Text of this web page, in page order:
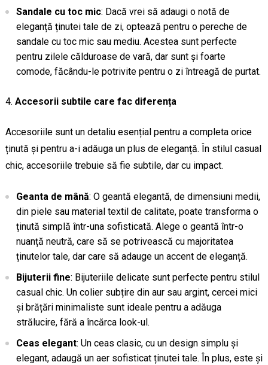
Sandale cu toc mic: Dacă vrei să adaugi o notă de
eleganță ținutei tale de zi, optează pentru o pereche de
sandale cu toc mic sau mediu. Acestea sunt perfecte
pentru zilele călduroase de vară, dar sunt și foarte
comode, făcându-le potrivite pentru o zi întreagă de purtat.
Accesorii subtile care fac diferența
Accesoriile sunt un detaliu esențial pentru a completa orice
ținută și pentru a-i adăuga un plus de eleganță. În stilul casual
chic, accesoriile trebuie să fie subtile, dar cu impact.
Geanta de mână: O geantă elegantă, de dimensiuni medii,
din piele sau material textil de calitate, poate transforma o
ținută simplă într-una sofisticată. Alege o geantă într-o
nuanță neutră, care să se potrivească cu majoritatea
ținutelor tale, dar care să adauge un accent de eleganță.
Bijuterii fine: Bijuteriile delicate sunt perfecte pentru stilul
casual chic. Un colier subțire din aur sau argint, cercei mici
și brățări minimaliste sunt ideale pentru a adăuga
strălucire, fără a încărca look-ul.
Ceas elegant: Un ceas clasic, cu un design simplu și
elegant, adaugă un aer sofisticat ținutei tale. În plus, este și